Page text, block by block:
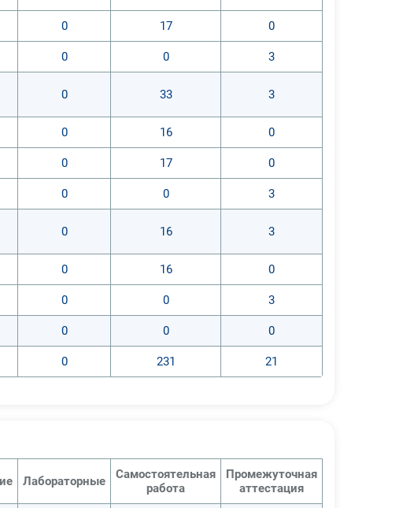
0 17 0
0 0 3
0 33 3
0 16 0
0 17 0
0 0 3
0 16 3
0 16 0
0 0 3
0 0 0
0 231 21
Лабораторные
Самостоятельная
работа
Промежуточная
аттестация